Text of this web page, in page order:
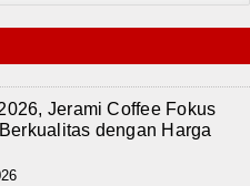
Jerami Coffee Fokus
dengan Harga